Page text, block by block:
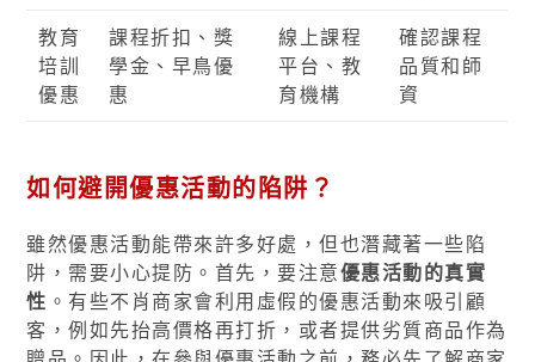
教育
培訓
優惠
課程折扣、獎
學金、早鳥優
惠
線上課程
平台、教
育機構
確認課程
品質和師
資
如何避開優惠活動的陷阱？
雖然優惠活動能帶來許多好處，但也潛藏著一些陷
阱，需要小心提防。首先，要注意優惠活動的真實
性 。有些不肖商家會利用虛假的優惠活動來吸引顧
客，例如先抬高價格再打折，或者提供劣質商品作為